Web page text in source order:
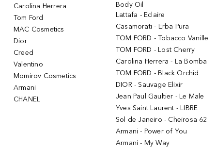
Carolina Herrera
Tom Ford
MAC Cosmetics
Dior
Creed
Valentino
Momirov Cosmetics
Armani
CHANEL
Body Oil
Lattafa - Eclaire
Casamorati - Erba Pura
TOM FORD - Tobacco Vanille
TOM FORD - Lost Cherry
Carolina Herrera - La Bomba
TOM FORD - Black Orchid
DIOR - Sauvage Elixir
Jean Paul Gaultier - Le Male
Yves Saint Laurent - LIBRE
Sol de Janeiro - Cheirosa 62
Armani - Power of You
Armani - My Way